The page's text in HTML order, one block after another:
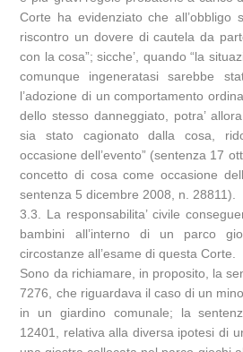
Corte ha evidenziato che all’obbligo
riscontro un dovere di cautela da
con la cosa”; sicche’, quando “la
comunque ingeneratasi sarebbe
l’adozione di un comportamento
dello stesso danneggiato, potra’
sia stato cagionato dalla cosa,
occasione dell’evento” (sentenza 17
concetto di cosa come occasione
sentenza 5 dicembre 2008, n. 28811).
3.3. La responsabilita’ civile
bambini all’interno di un parco
circostanze all’esame di questa Corte.
Sono da richiamare, in proposito, la
7276, che riguardava il caso di un
in un giardino comunale; la
12401, relativa alla diversa ipotesi di